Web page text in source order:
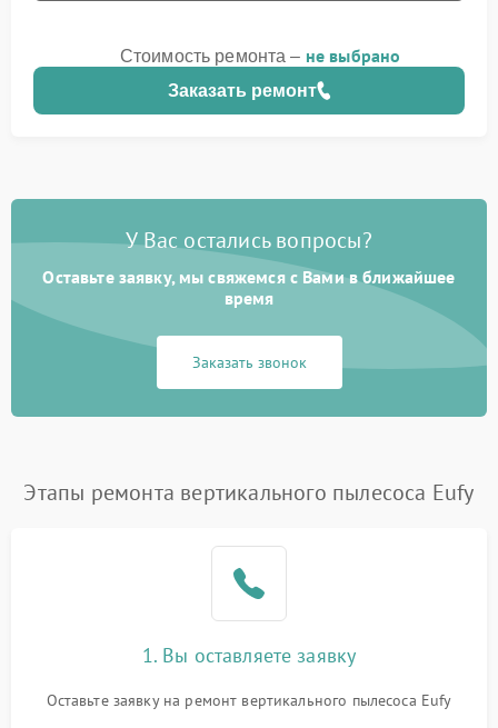
Заказать ремонт
Стоимость ремонта – не выбрано
У Вас остались вопросы?
Оставьте заявку, мы свяжемся с Вами в ближайшее
время
Заказать звонок
Этапы ремонта вертикального пылесоса Eufy
1. Вы оставляете заявку
Оставьте заявку на ремонт вертикального пылесоса Eufy